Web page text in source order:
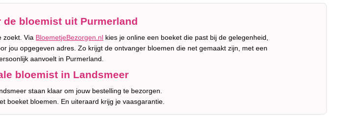
bloemist uit Purmerland
zoekt. Via BloemetjeBezorgen.nl kies je online een boeket die past bij de gelegenheid,
jou opgegeven adres. Zo krijgt de ontvanger bloemen die net gemaakt zijn, met een
aanvoelt in Purmerland.
bloemist in Landsmeer
staan klaar om jouw bestelling te bezorgen.
boeket bloemen. En uiteraard krijg je vaasgarantie.